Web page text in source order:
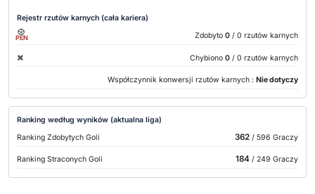
Rejestr rzutów karnych (cała kariera)
PEN Zdobyto 0 / 0 rzutów karnych
Chybiono 0 / 0 rzutów karnych
Współczynnik konwersji rzutów karnych : Nie dotyczy
Ranking według wyników (aktualna liga)
Ranking Zdobytych Goli
362/ 596 Graczy
Ranking Straconych Goli 184/ 249 Graczy